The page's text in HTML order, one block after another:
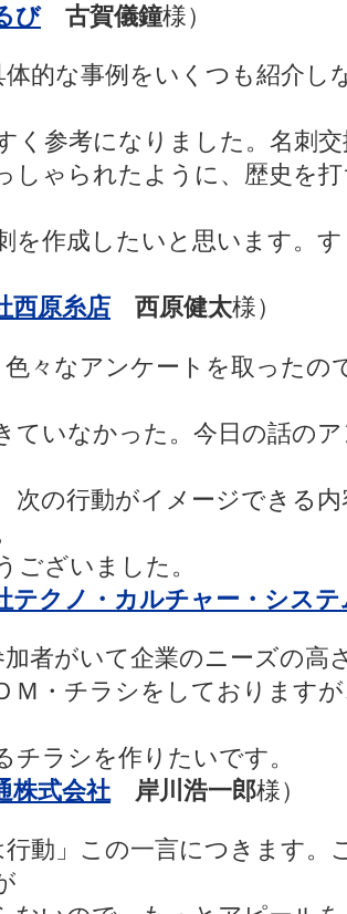
び 古賀儀鐘様）
体的な事例をいくつも紹介し
く参考になりました。名刺
しゃられたように、歴史を
を作成したいと思います。
西原糸店 西原健太様）
色々なアンケートを取ったの
ていなかった。今日の話の
次の行動がイメージできる
ございました。
テクノ・カルチャー・システ
加者がいて企業のニーズの高
Ｍ・チラシをしております
チラシを作りたいです。
株式会社 岸川浩一郎様）
行動」この一言につきます。